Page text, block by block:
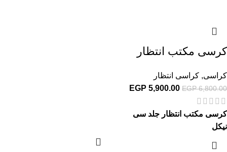
كرسى مكتب انتظار
كراسى, كراسى انتظار
EGP6,800.00
EGP 5,900.00
كرسى مكتب انتظار جلد سى
نيكل